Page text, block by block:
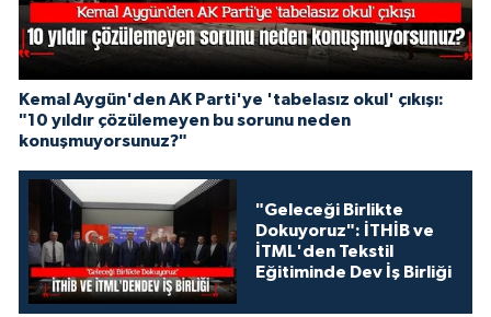
Kemal Aygün'den AK Parti'ye 'tabelasız okul' çıkışı:
"10 yıldır çözülemeyen bu sorunu neden
konuşmuyorsunuz?"
"Geleceği Birlikte
Dokuyoruz": İTHİB ve
İTML'den Tekstil
Eğitiminde Dev İş Birliği